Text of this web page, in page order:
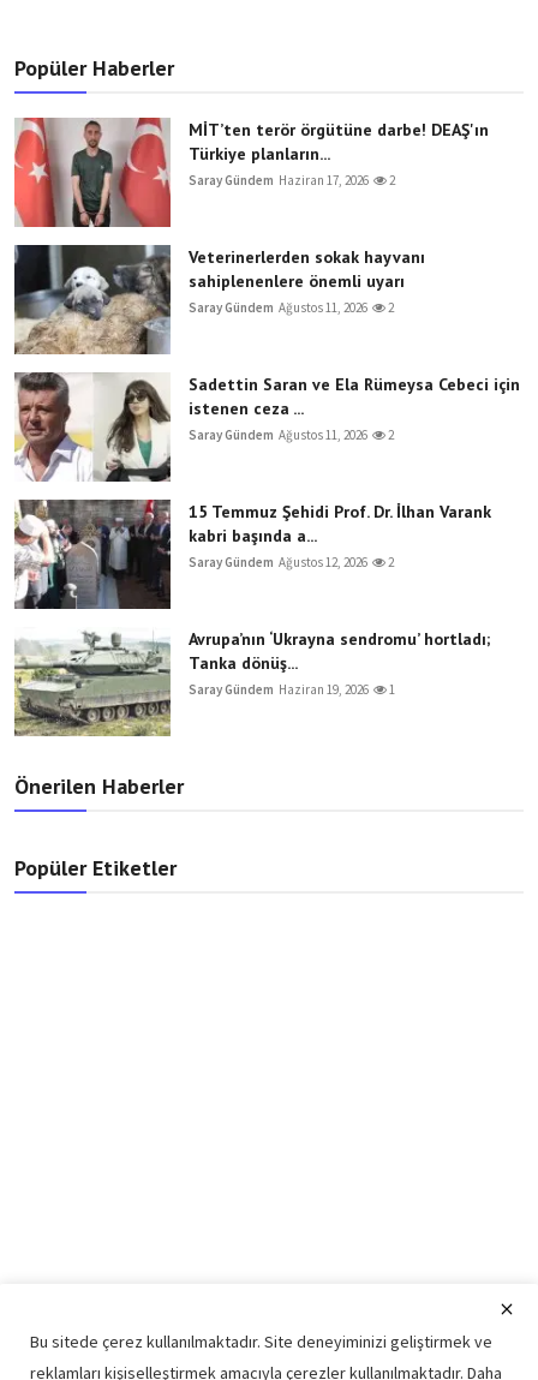
Popüler Haberler
MİT’ten terör örgütüne darbe! DEAŞ'ın
Türkiye planların...
Saray Gündem Haziran 17, 2026 2
Veterinerlerden sokak hayvanı
sahiplenenlere önemli uyarı
Saray Gündem Ağustos 11, 2026 2
Sadettin Saran ve Ela Rümeysa Cebeci için
istenen ceza ...
Saray Gündem Ağustos 11, 2026 2
15 Temmuz Şehidi Prof. Dr. İlhan Varank
kabri başında a...
Saray Gündem Ağustos 12, 2026 2
Avrupa’nın ‘Ukrayna sendromu’ hortladı;
Tanka dönüş...
Saray Gündem Haziran 19, 2026 1
Önerilen Haberler
Popüler Etiketler
Bu sitede çerez kullanılmaktadır. Site deneyiminizi geliştirmek ve
reklamları kişiselleştirmek amacıyla çerezler kullanılmaktadır. Daha